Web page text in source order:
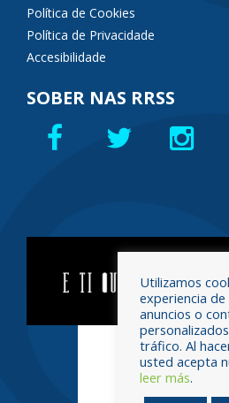
Política de Cookies
Política de Privacidade
Accesibilidade
SOBER NAS RRSS
Utilizamos
experiencia
anuncios o
tráfico. Al
usted acepta
leer más.